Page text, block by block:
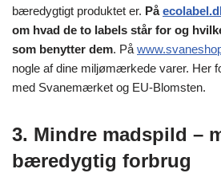
bæredygtigt produktet er. På
om hvad de to labels står for og
som benytter dem. På
nogle af dine miljømærkede varer. Her
med Svanemærket og EU-Blomsten.
3. Mindre madspild –
bæredygtig forbrug